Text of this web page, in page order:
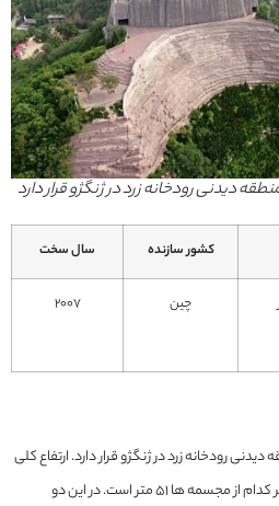
دیدنی رودخانه زرد در ژنگژو قرار دارد
کشور سازنده سال سخت
چین 2007
رودخانه زرد در ژنگژو قرار دارد. ارتفاع کلی
این مجسمه 106 متر است ولی ارتفاع هر کدام از مجسمه ها 51 متر است. در این دو